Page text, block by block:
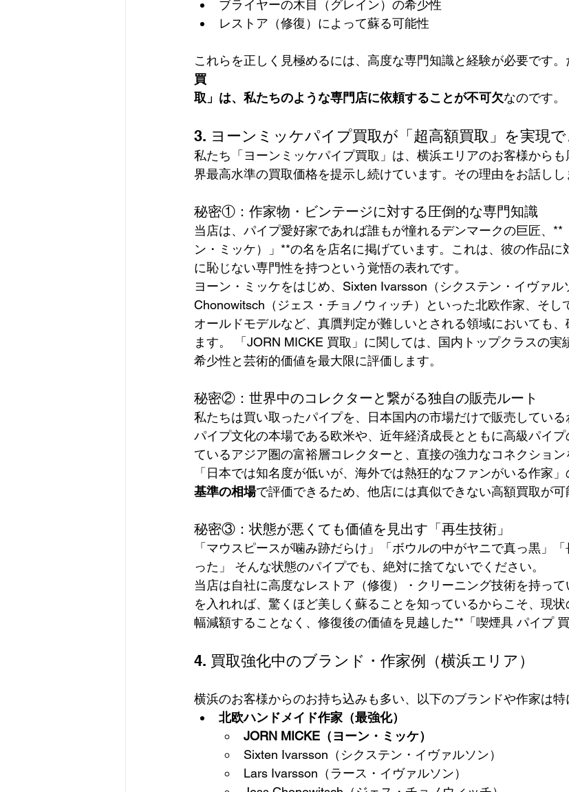
ブライヤーの木目（グレイン）の希少性
レストア（修復）によって蘇る可能性
これらを正しく見極めるには、高度な専門知識と経験が必要です。
買
取」は、私たちのような専門店に依頼することが不可欠なのです。
3. ヨーンミッケパイプ買取が「超高額買取」を実現
私たち「ヨーンミッケパイプ買取」は、横浜エリアのお客様から
界最高水準の買取価格を提示し続けています。その理由をお話しし
秘密①：作家物・ビンテージに対する圧倒的な専門知識
当店は、パイプ愛好家であれば誰もが憧れるデンマークの巨匠、**
ン・ミッケ）」**の名を店名に掲げています。これは、彼の作品に
に恥じない専門性を持つという覚悟の表れです。
ヨーン・ミッケをはじめ、Sixten Ivarsson（シクステン・イヴァル
Chonowitsch（ジェス・チョノウィッチ）といった北欧作家、そし
オールドモデルなど、真贋判定が難しいとされる領域においても
ます。 「JORN MICKE 買取」に関しては、国内トップクラスの実
希少性と芸術的価値を最大限に評価します。
秘密②：世界中のコレクターと繋がる独自の販売ルート
私たちは買い取ったパイプを、日本国内の市場だけで販売している
パイプ文化の本場である欧米や、近年経済成長とともに高級パイ
ているアジア圏の富裕層コレクターと、直接の強力なコネクション
「日本では知名度が低いが、海外では熱狂的なファンがいる作家」
基準の相場で評価できるため、他店には真似できない高額買取が可
秘密③：状態が悪くても価値を見出す「再生技術」
「マウスピースが噛み跡だらけ」「ボウルの中がヤニで真っ黒」
った」 そんな状態のパイプでも、絶対に捨てないでください。
当店は自社に高度なレストア（修復）・クリーニング技術を持っ
を入れれば、驚くほど美しく蘇ることを知っているからこそ、現
幅減額することなく、修復後の価値を見越した**「喫煙具 パイプ
4. 買取強化中のブランド・作家例（横浜エリア）
横浜のお客様からのお持ち込みも多い、以下のブランドや作家は特
北欧ハンドメイド作家（最強化）
JORN MICKE（ヨーン・ミッケ）
Sixten Ivarsson（シクステン・イヴァルソン）
Lars Ivarsson（ラース・イヴァルソン）